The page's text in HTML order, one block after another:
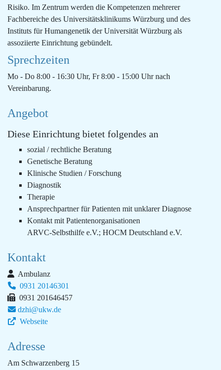
Risiko. Im Zentrum werden die Kompetenzen mehrerer
Fachbereiche des Universitätsklinikums Würzburg und des
Instituts für Humangenetik der Universität Würzburg als
assoziierte Einrichtung gebündelt.
Sprechzeiten
Mo - Do 8:00 - 16:30 Uhr, Fr 8:00 - 15:00 Uhr nach
Vereinbarung.
Angebot
Diese Einrichtung bietet folgendes an
sozial / rechtliche Beratung
Genetische Beratung
Klinische Studien / Forschung
Diagnostik
Therapie
Ansprechpartner für Patienten mit unklarer Diagnose
Kontakt mit Patientenorganisationen
ARVC-Selbsthilfe e.V.; HOCM Deutschland e.V.
Kontakt
Ambulanz
0931 20146301
0931 201646457
dzhi@ukw.de
Webseite
Adresse
Am Schwarzenberg 15